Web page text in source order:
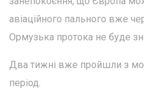
авіаційного пального вже
Ормузька протока не буде
Два тижні вже пройшли з
період.